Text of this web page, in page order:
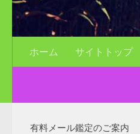
ホーム サイトトップ
有料メール鑑定のご案内